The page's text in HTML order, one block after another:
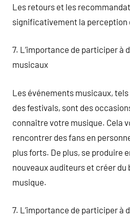
Les retours et les
significativement la
7. L’importance de participer à
musicaux
Les événements musicaux,
des festivals, sont des
connaître votre musique. Cela
rencontrer des fans en
plus forts. De plus, se produire
nouveaux auditeurs et créer du
musique.
7. L’importance de participer à